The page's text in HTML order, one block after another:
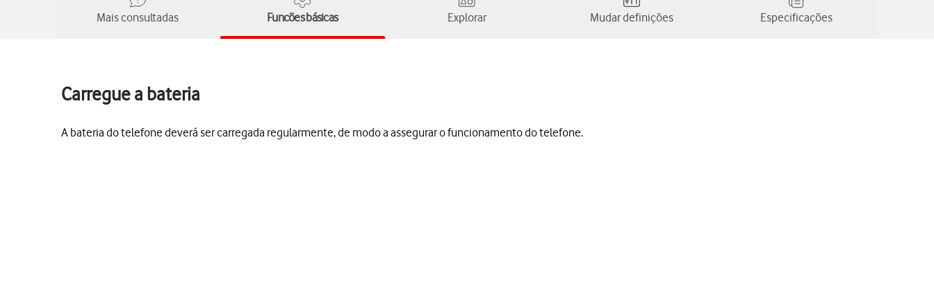
Mais consultadas Funcões básicas Explorar Mudar definições Especificações
Carregue a bateria
A bateria do telefone deverá ser carregada regularmente, de modo a assegurar o funcionamento do telefone.